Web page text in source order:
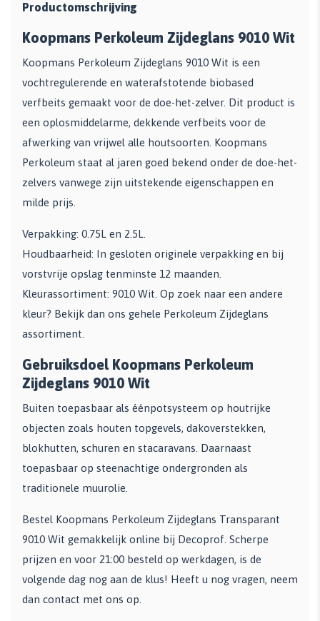
Productomschrijving
Koopmans Perkoleum Zijdeglans 9010 Wit
Koopmans Perkoleum Zijdeglans 9010 Wit is een
vochtregulerende en waterafstotende biobased
verfbeits gemaakt voor de doe-het-zelver. Dit product is
een oplosmiddelarme, dekkende verfbeits voor de
afwerking van vrijwel alle houtsoorten. Koopmans
Perkoleum staat al jaren goed bekend onder de doe-het-
zelvers vanwege zijn uitstekende eigenschappen en
milde prijs.
Verpakking: 0.75L en 2.5L.
Houdbaarheid: In gesloten originele verpakking en bij
vorstvrije opslag tenminste 12 maanden.
Kleurassortiment: 9010 Wit. Op zoek naar een andere
kleur? Bekijk dan ons gehele Perkoleum Zijdeglans
assortiment.
Gebruiksdoel Koopmans Perkoleum
Zijdeglans 9010 Wit
Buiten toepasbaar als éénpotsysteem op houtrijke
objecten zoals houten topgevels, dakoverstekken,
blokhutten, schuren en stacaravans. Daarnaast
toepasbaar op steenachtige ondergronden als
traditionele muurolie.
Bestel Koopmans Perkoleum Zijdeglans Transparant
9010 Wit gemakkelijk online bij Decoprof. Scherpe
prijzen en voor 21:00 besteld op werkdagen, is de
volgende dag nog aan de klus! Heeft u nog vragen, neem
dan contact met ons op.